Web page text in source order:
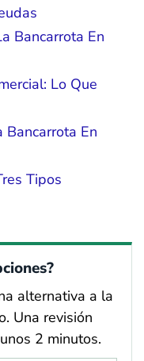
Bancarrota En
Lo Que
Bancarrota En
Tipos
alternativa a la
Una revisión
2 minutos.